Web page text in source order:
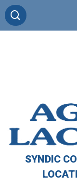
SYNDIC